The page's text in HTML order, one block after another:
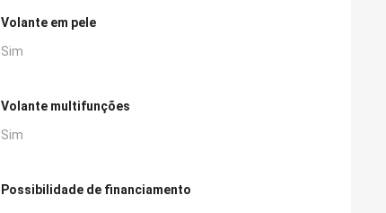
Volante em pele
Sim
Volante multifunções
Sim
Possibilidade de financiamento